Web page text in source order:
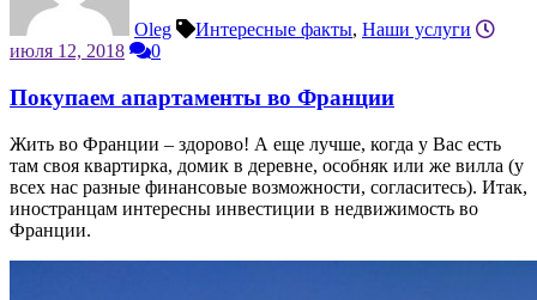
Oleg Интересные факты, Наши услуги
июля 12, 2018
0
Покупаем апартаменты во Франции
Жить во Франции – здорово! А еще лучше, когда у Вас есть
там своя квартирка, домик в деревне, особняк или же вилла (у
всех нас разные финансовые возможности, согласитесь). Итак,
иностранцам интересны инвестиции в недвижимость во
Франции.